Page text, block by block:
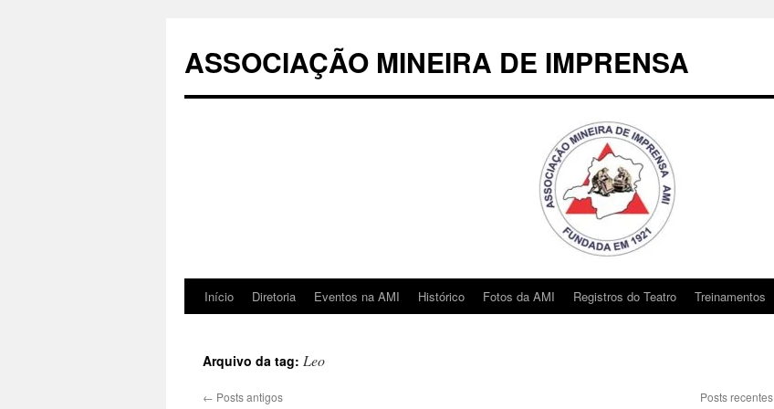
conteúdo
ASSOCIAÇÃO MINEIRA DE IMPRENSA
Início Diretoria Eventos na AMI Histórico Fotos da AMI Registros do Teatro Treinamentos
Arquivo da tag: Leo
← Posts antigos Posts recentes